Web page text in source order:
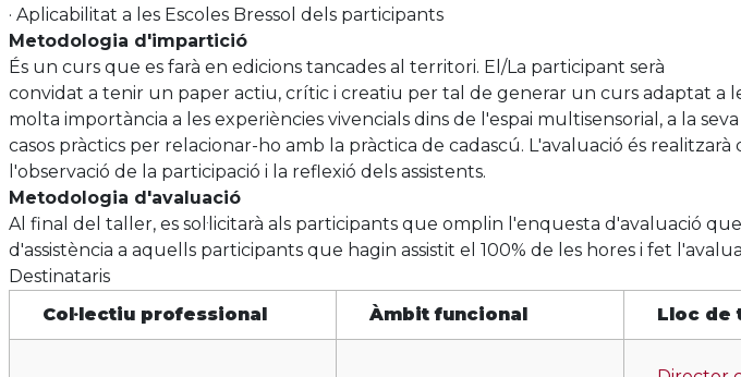
· Aplicabilitat a les Escoles Bressol dels participants
Metodologia d'impartició
És un curs que es farà en edicions tancades al territori. El/La participant serà
convidat a tenir un paper actiu, crític i creatiu per tal de generar un curs adaptat a
molta importància a les experiències vivencials dins de l'espai multisensorial, a la
casos pràctics per relacionar-ho amb la pràctica de cadascú. L'avaluació és
l'observació de la participació i la reflexió dels assistents.
Metodologia d'avaluació
Al final del taller, es sol·licitarà als participants que omplin l'enquesta d'avaluació
d'assistència a aquells participants que hagin assistit el 100% de les hores i fet
Destinataris
Col·lectiu professional
Àmbit funcional Lloc de